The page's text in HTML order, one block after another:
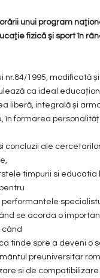
unui program
fizică şi sport în
nr.84/1995, modificată
ca ideal
liberă, integrală și
în formarea
concluzii ale
timpurii si educatia
se acorda o
când
tinde spre a deveni o
preuniversitar
si de